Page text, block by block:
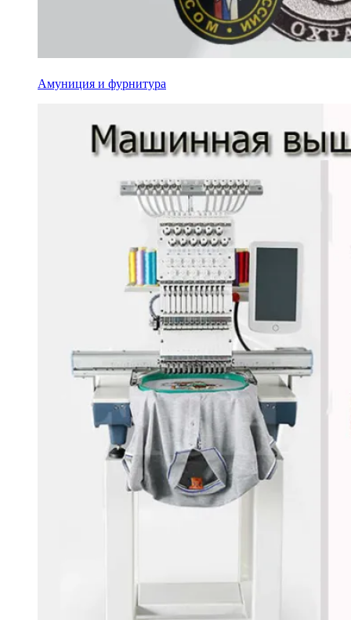
Амуниция и фурнитура